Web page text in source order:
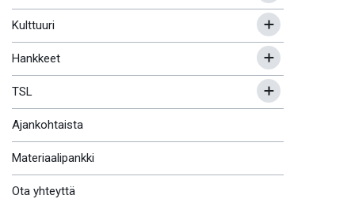
Kulttuuri
Hankkeet
TSL
Ajankohtaista
Materiaalipankki
Ota yhteyttä